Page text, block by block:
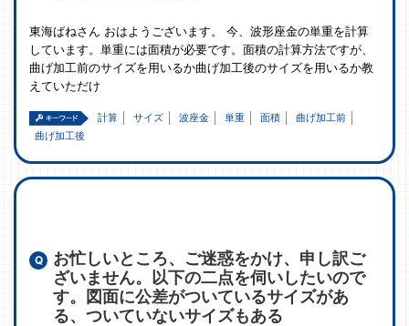
東海ばねさん おはようございます。 今、波形座金の単重を計算
しています。単重には面積が必要です。面積の計算方法ですが、
曲げ加工前のサイズを用いるか曲げ加工後のサイズを用いるか教
えていただけ
計算 サイズ 波座金 単重 面積
曲げ加工前
曲げ加工後
お忙しいところ、ご迷惑をかけ、申し訳ご
ざいません。以下の二点を伺いしたいので
す。図面に公差がついているサイズがあ
る、ついていないサイズもある